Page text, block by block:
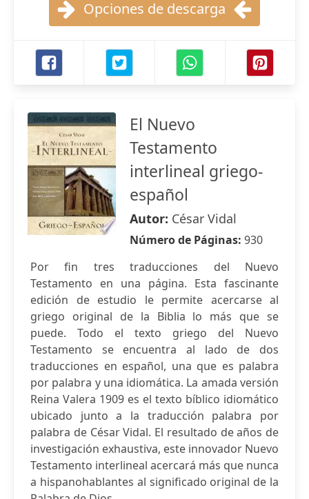
Opciones de descarga
El Nuevo
Testamento
interlineal griego-
español
Autor: César Vidal
Número de Páginas: 930
Por fin tres traducciones del Nuevo
Testamento en una página. Esta fascinante
edición de estudio le permite acercarse al
griego original de la Biblia lo más que se
puede. Todo el texto griego del Nuevo
Testamento se encuentra al lado de dos
traducciones en español, una que es palabra
por palabra y una idiomática. La amada versión
Reina Valera 1909 es el texto bíblico idiomático
ubicado junto a la traducción palabra por
palabra de César Vidal. El resultado de años de
investigación exhaustiva, este innovador Nuevo
Testamento interlineal acercará más que nunca
a hispanohablantes al significado original de la